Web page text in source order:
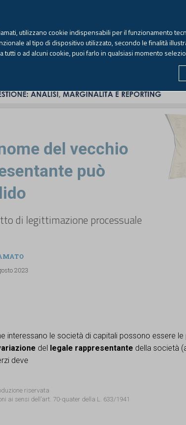
Venerdì, 7 agosto 2026 -Aggiornato alle 6.00
del vecchio
può
di legittimazione processuale
2023
interessano le società di capitali possono essere le
del legale rappresentante della società
deve
riservata
ai sensi dell’art. 70-quater della L. 633/1941
utilizzano cookie indispensabili per il funzionamento
al tipo di dispositivo utilizzato, secondo le finalità
tutti o ad alcuni cookie, puoi farlo in qualsiasi momento